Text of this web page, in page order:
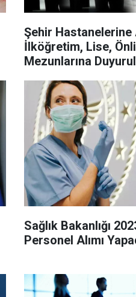
Şehir Hastanelerine
İlköğretim, Lise,
Mezunlarına
Sağlık Bakanlığı
Personel Alımı